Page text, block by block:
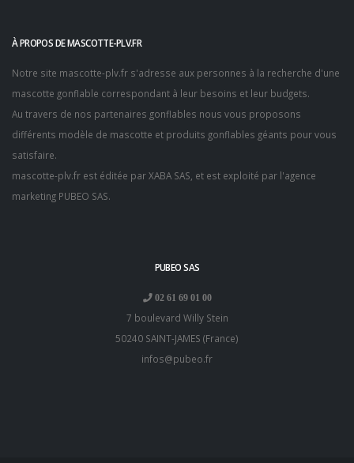
À PROPOS DE MASCOTTE-PLV.FR
Notre site mascotte-plv.fr s'adresse aux personnes à la recherche d'une
mascotte gonflable correspondant à leur besoins et leur budgets.
Au travers de nos partenaires gonflables nous vous proposons
différents modèle de mascotte et produits gonflables géants pour vous
satisfaire.
mascotte-plv.fr est éditée par XABA SAS, et est exploité par l'agence
marketing PUBEO SAS.
PUBEO SAS
02 61 69 01 00
7 boulevard Willy Stein
50240 SAINT-JAMES (France)
infos@pubeo.fr